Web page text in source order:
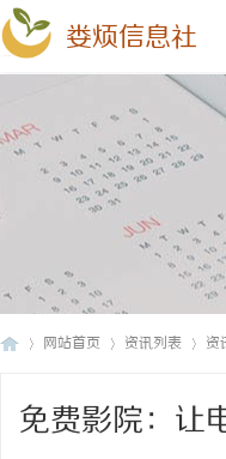
娄烦信息社
网站首页 资讯列表 资
免费影院：让